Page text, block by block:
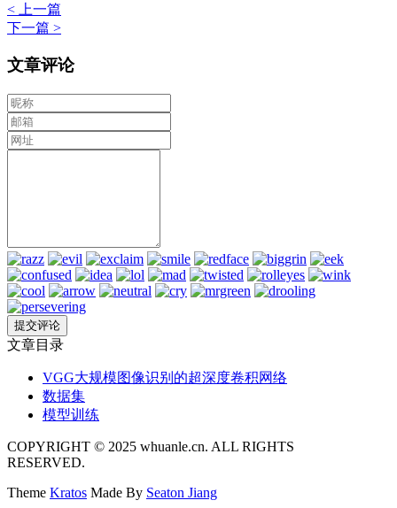
< 上一篇
下一篇 >
文章评论
文章目录
VGG大规模图像识别的超深度卷积网络
数据集
模型训练
COPYRIGHT © 2025 whuanle.cn. ALL RIGHTS
RESERVED.
Theme Kratos Made By Seaton Jiang